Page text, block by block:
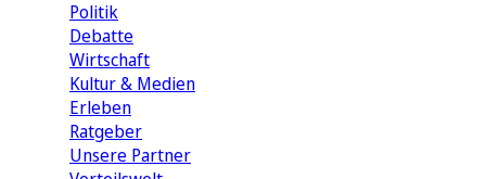
Politik
Debatte
Wirtschaft
Kultur & Medien
Erleben
Ratgeber
Unsere Partner